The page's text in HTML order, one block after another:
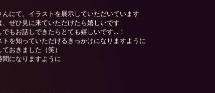
にて、イラストを展示していただいています
ぜひ見に来ていただけたら嬉しいです
もお話しできたらとても嬉しいです…！
を知っていただけるきっかけになりますように
おきました（笑）
になりますように